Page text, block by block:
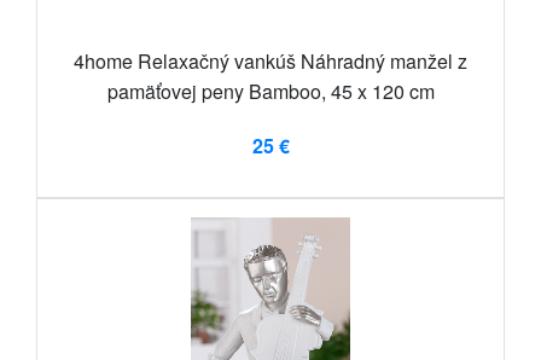
4home Relaxačný vankúš Náhradný manžel z
pamäťovej peny Bamboo, 45 x 120 cm
25 €